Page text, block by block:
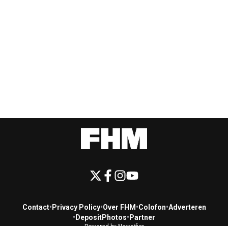
Contact• Privacy Policy•Over FHM •Colofon•Adverteren
• DepositPhotos• Partner